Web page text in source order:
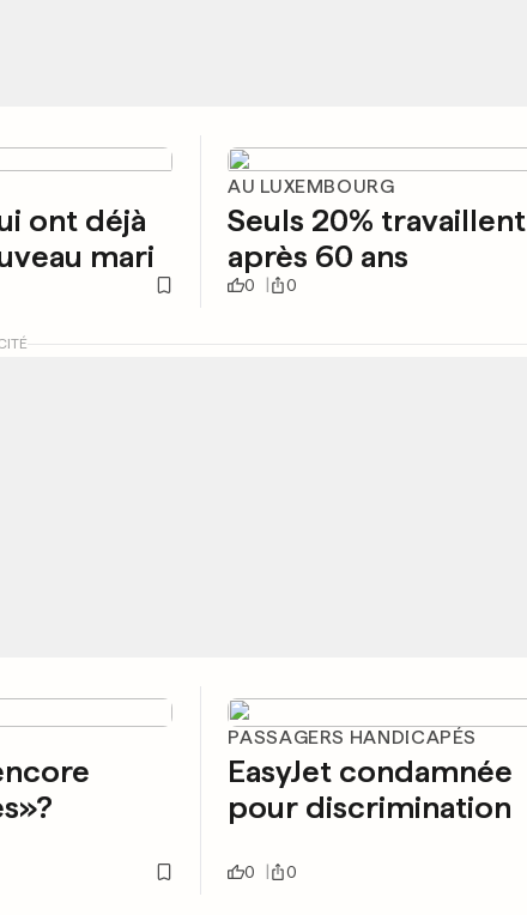
ont déjà
mari
AU LUXEMBOURG
Seuls 20% travaillent
après 60 ans
0 0
PASSAGERS HANDICAPÉS
EasyJet condamnée
pour discrimination
0 0